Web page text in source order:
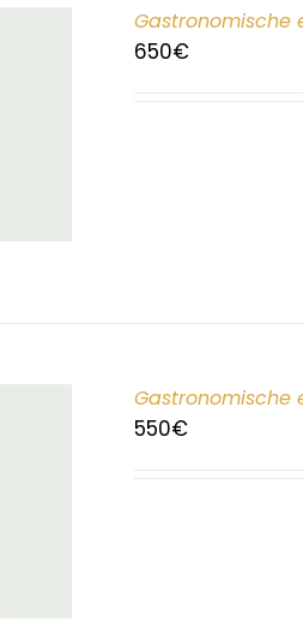
Gastronomische
650€
Gastronomische
550€